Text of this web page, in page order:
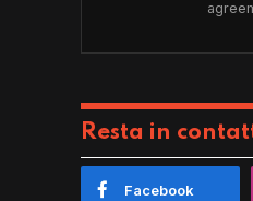
Resta in
Facebook